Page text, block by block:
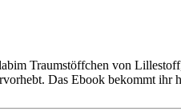
Traumstöffchen von
Das Ebook bekommt